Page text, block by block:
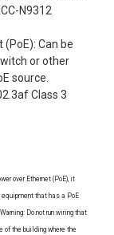
N9312
(PoE): Can be
or other
source.
Class 3
over Ethernet (PoE), it
equipment that has a PoE
Do not run wiring that
of the building where the